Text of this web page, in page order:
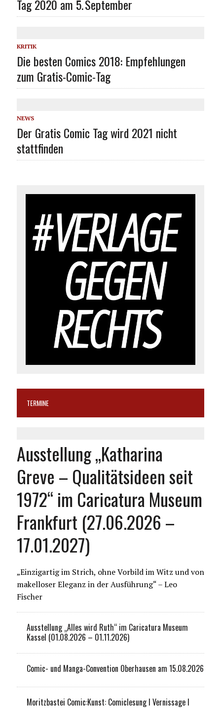
Tag 2020 am 5. September
KRITIK
Die besten Comics 2018: Empfehlungen
zum Gratis-Comic-Tag
NEWS
Der Gratis Comic Tag wird 2021 nicht
stattfinden
TERMINE
Ausstellung „Katharina
Greve – Qualitätsideen seit
1972“ im Caricatura Museum
Frankfurt (27.06.2026 –
17.01.2027)
„Einzigartig im Strich, ohne Vorbild im Witz und von
makelloser Eleganz in der Ausführung“ – Leo
Fischer
Ausstellung „Alles wird Ruth“ im Caricatura Museum
Kassel (01.08.2026 – 01.11.2026)
Comic- und Manga-Convention Oberhausen am 15.08.2026
Moritzbastei Comic:Kunst: Comiclesung I Vernissage I